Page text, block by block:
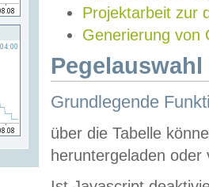
Projektarbeit zur
Generierung von
Grundlegende
über die Tabelle
heruntergeladen oder